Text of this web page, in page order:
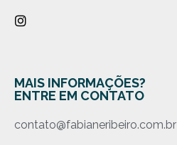
MAIS INFORMAÇÕES?
ENTRE EM CONTATO
contato@fabianeribeiro.com.br